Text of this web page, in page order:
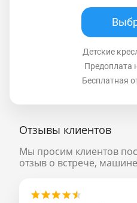
Детские
Предоплата
Бесплатная
Отзывы клиентов
Мы просим клиентов
отзыв о встрече,